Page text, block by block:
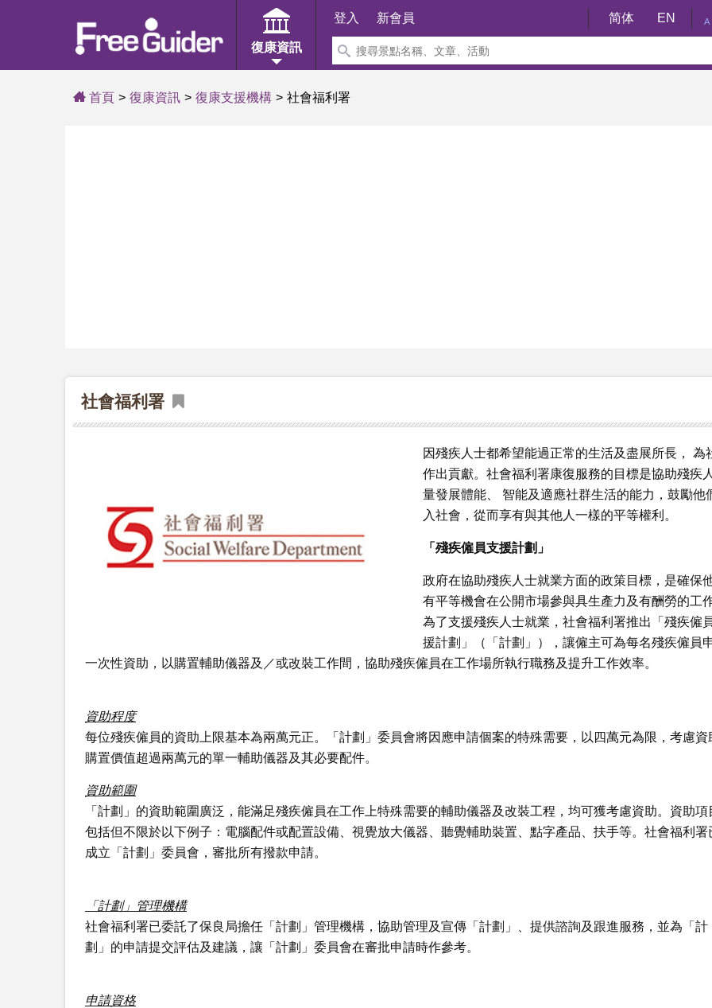
復康資訊
登入 新會員 简体 EN A
首頁 復康資訊 復康支援機構 社會福利署
社會福利署
因殘疾人士都希望能過正常的生活及盡展所長， 為
作出貢獻。社會福利署康復服務的目標是協助殘疾
量發展體能、 智能及適應社群生活的能力，鼓勵他
入社會，從而享有與其他人一樣的平等權利。
「殘疾僱員支援計劃」
政府在協助殘疾人士就業方面的政策目標，是確保
有平等機會在公開市場參與具生產力及有酬勞的工
為了支援殘疾人士就業，社會福利署推出「殘疾僱
援計劃」（「計劃」），讓僱主可為每名殘疾僱員
一次性資助，以購置輔助儀器及／或改裝工作間，協助殘疾僱員在工作場所執行職務及提升工作效率。
資助程度
每位殘疾僱員的資助上限基本為兩萬元正。「計劃」委員會將因應申請個案的特殊需要，以四萬元為限，考慮資
購置價值超過兩萬元的單一輔助儀器及其必要配件。
資助範圍
「計劃」的資助範圍廣泛，能滿足殘疾僱員在工作上特殊需要的輔助儀器及改裝工程，均可獲考慮資助。資助項
包括但不限於以下例子：電腦配件或配置設備、視覺放大儀器、聽覺輔助裝置、點字產品、扶手等。社會福利署
成立「計劃」委員會，審批所有撥款申請。
「計劃」管理機構
社會福利署已委託了保良局擔任「計劃」管理機構，協助管理及宣傳「計劃」、提供諮詢及跟進服務，並為「計
劃」的申請提交評估及建議，讓「計劃」委員會在審批申請時作參考。
申請資格